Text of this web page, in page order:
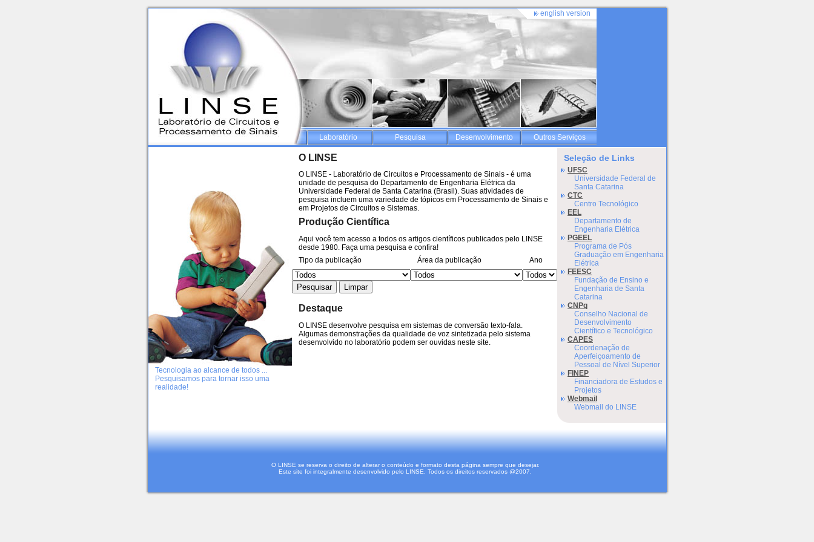
english version
Laboratório Pesquisa Desenvolvimento Outros Serviços
Tecnologia ao alcance de todos ...
Pesquisamos para tornar isso uma
realidade!
O LINSE
O LINSE - Laboratório de Circuitos e Processamento de Sinais - é uma
unidade de pesquisa do Departamento de Engenharia Elétrica da
Universidade Federal de Santa Catarina (Brasil). Suas atividades de
pesquisa incluem uma variedade de tópicos em Processamento de Sinais e
em Projetos de Circuitos e Sistemas.
Produção Científica
Aqui você tem acesso a todos os artigos científicos publicados pelo LINSE
desde 1980. Faça uma pesquisa e confira!
Tipo da publicação
Área da publicação Ano
Destaque
O LINSE desenvolve pesquisa em sistemas de conversão texto-fala.
Algumas demonstrações da qualidade de voz sintetizada pelo sistema
desenvolvido no laboratório podem ser ouvidas neste site.
Seleção de Links
UFSC
Universidade Federal de
Santa Catarina
CTC
Centro Tecnológico
EEL
Departamento de
Engenharia Elétrica
PGEEL
Programa de Pós
Graduação em Engenharia
Elétrica
FEESC
Fundação de Ensino e
Engenharia de Santa
Catarina
CNPq
Conselho Nacional de
Desenvolvimento
Científico e Tecnológico
CAPES
Coordenação de
Aperfeiçoamento de
Pessoal de Nível Superior
FINEP
Financiadora de Estudos e
Projetos
Webmail
Webmail do LINSE
O LINSE se reserva o direito de alterar o conteúdo e formato desta página sempre que desejar.
Este site foi integralmente desenvolvido pelo LINSE. Todos os direitos reservados @2007.